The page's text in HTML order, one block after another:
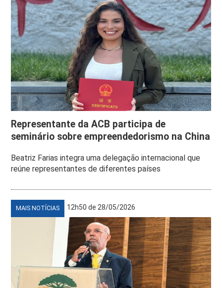
Representante da ACB participa de
seminário sobre empreendedorismo na China
Beatriz Farias integra uma delegação internacional que
reúne representantes de diferentes países
MAIS NOTÍCIAS 12h50 de 28/05/2026